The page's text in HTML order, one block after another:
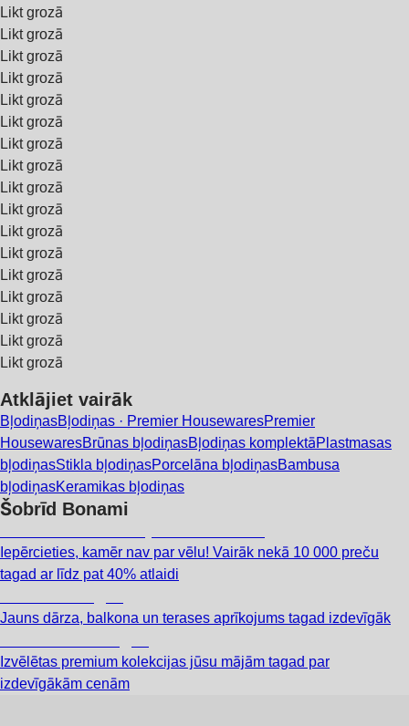
Likt grozā
Likt grozā
Likt grozā
Likt grozā
Likt grozā
Likt grozā
Likt grozā
Likt grozā
Likt grozā
Likt grozā
Likt grozā
Likt grozā
Likt grozā
Likt grozā
Likt grozā
Likt grozā
Likt grozā
Atklājiet vairāk
BļodiņasBļodiņas · Premier HousewaresPremier
HousewaresBrūnas bļodiņasBļodiņas komplektāPlastmasas
bļodiņasStikla bļodiņasPorcelāna bļodiņasBambusa
bļodiņasKeramikas bļodiņas
Šobrīd Bonami
Iepērcieties, kamēr nav par vēlu! Vairāk nekā 10 000 preču
tagad ar līdz pat 40% atlaidi
Jauns dārza, balkona un terases aprīkojums tagad izdevīgāk
Izvēlētas premium kolekcijas jūsu mājām tagad par
izdevīgākām cenām